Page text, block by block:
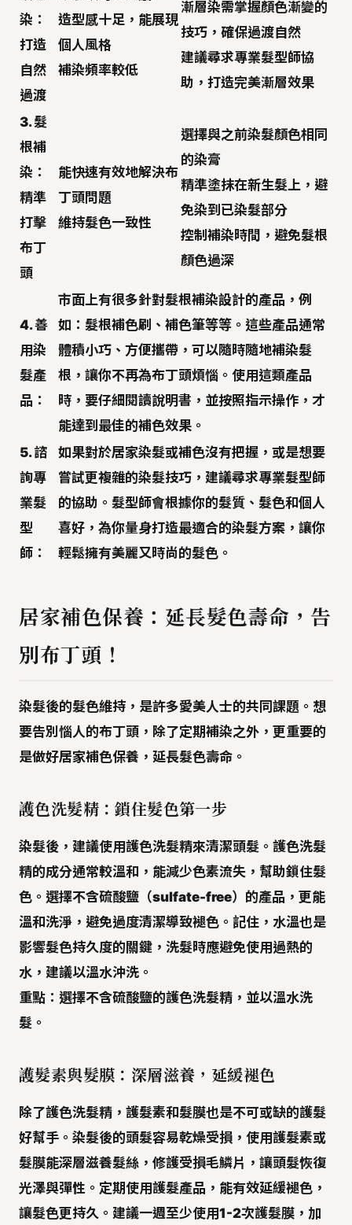
染：
打造
自然
過渡
造型感十足，能展現
個人風格
補染頻率較低
漸層染需掌握顏色漸變的
技巧，確保過渡自然
建議尋求專業髮型師協
助，打造完美漸層效果
3. 髮
根補
染：
精準
打擊
布丁
頭
能快速有效地解決布
丁頭問題
維持髮色一致性
選擇與之前染髮顏色相同
的染膏
精準塗抹在新生髮上，避
免染到已染髮部分
控制補染時間，避免髮根
顏色過深
4. 善
用染
髮產
品：
市面上有很多針對髮根補染設計的產品，例
如：髮根補色刷、補色筆等等。這些產品通常
體積小巧、方便攜帶，可以隨時隨地補染髮
根，讓你不再為布丁頭煩惱。使用這類產品
時，要仔細閱讀說明書，並按照指示操作，才
能達到最佳的補色效果。
5. 諮
詢專
業髮
型
師：
如果對於居家染髮或補色沒有把握，或是想要
嘗試更複雜的染髮技巧，建議尋求專業髮型師
的協助 。髮型師會根據你的髮質、髮色和個人
喜好，為你量身打造最適合的染髮方案，讓你
輕鬆擁有美麗又時尚的髮色。
居家補色保養：延長髮色壽命，告
別布丁頭！
染髮後的髮色維持，是許多愛美人士的共同課題。想
要告別惱人的布丁頭，除了定期補染之外，更重要的
是做好居家補色保養 ，延長髮色壽命。
護色洗髮精：鎖住髮色第一步
染髮後，建議使用護色洗髮精來清潔頭髮。護色洗髮
精的成分通常較溫和，能減少色素流失，幫助鎖住髮
色。選擇不含硫酸鹽（sulfate-free）的產品，更能
溫和洗淨，避免過度清潔導致褪色。記住，水溫也是
影響髮色持久度的關鍵，洗髮時應避免使用過熱的
水，建議以溫水沖洗。
重點： 選擇不含硫酸鹽的護色洗髮精，並以溫水洗
髮。
護髮素與髮膜：深層滋養，延緩褪色
除了護色洗髮精， 護髮素和髮膜也是不可或缺的護髮
好幫手。染髮後的頭髮容易乾燥受損，使用護髮素或
髮膜能深層滋養髮絲，修護受損毛鱗片，讓頭髮恢復
光澤與彈性。定期使用護髮產品，能有效延緩褪色，
讓髮色更持久。建議一週至少使用1-2次護髮膜，加